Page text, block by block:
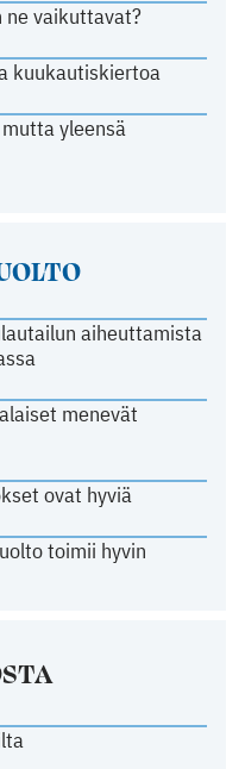
vaikuttavat?
kuukautiskiertoa
yleensä
aiheuttamista
menevät
ovat hyviä
toimii hyvin